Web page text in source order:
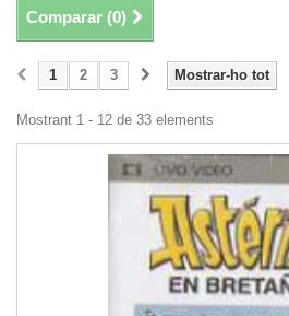
Comparar (0)
Mostrar-ho tot
1 2 3
Mostrant 1 - 12 de 33 elements